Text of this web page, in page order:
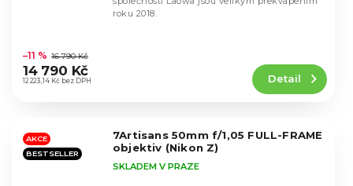
hodnocení
produktu
je
hvězdiček.
12 223,14 Kč bez DPH
–11 % 16 790 Kč
14 790 Kč Detail
roku 2018.
AKCE
BESTSELLER
7Artisans 50mm f/1,05 FULL-FRAME
objektiv (Nikon Z)
SKLADEM V PRAZE